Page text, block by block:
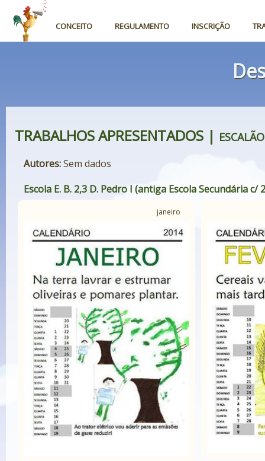
CONCEITO REGULAMENTO INSCRIÇÃO
TRABALHOS APRESENTADOS |
Autores:Sem dados
Escola E. B. 2,3 D. Pedro I (antiga Escola Secundária c/
janeiro